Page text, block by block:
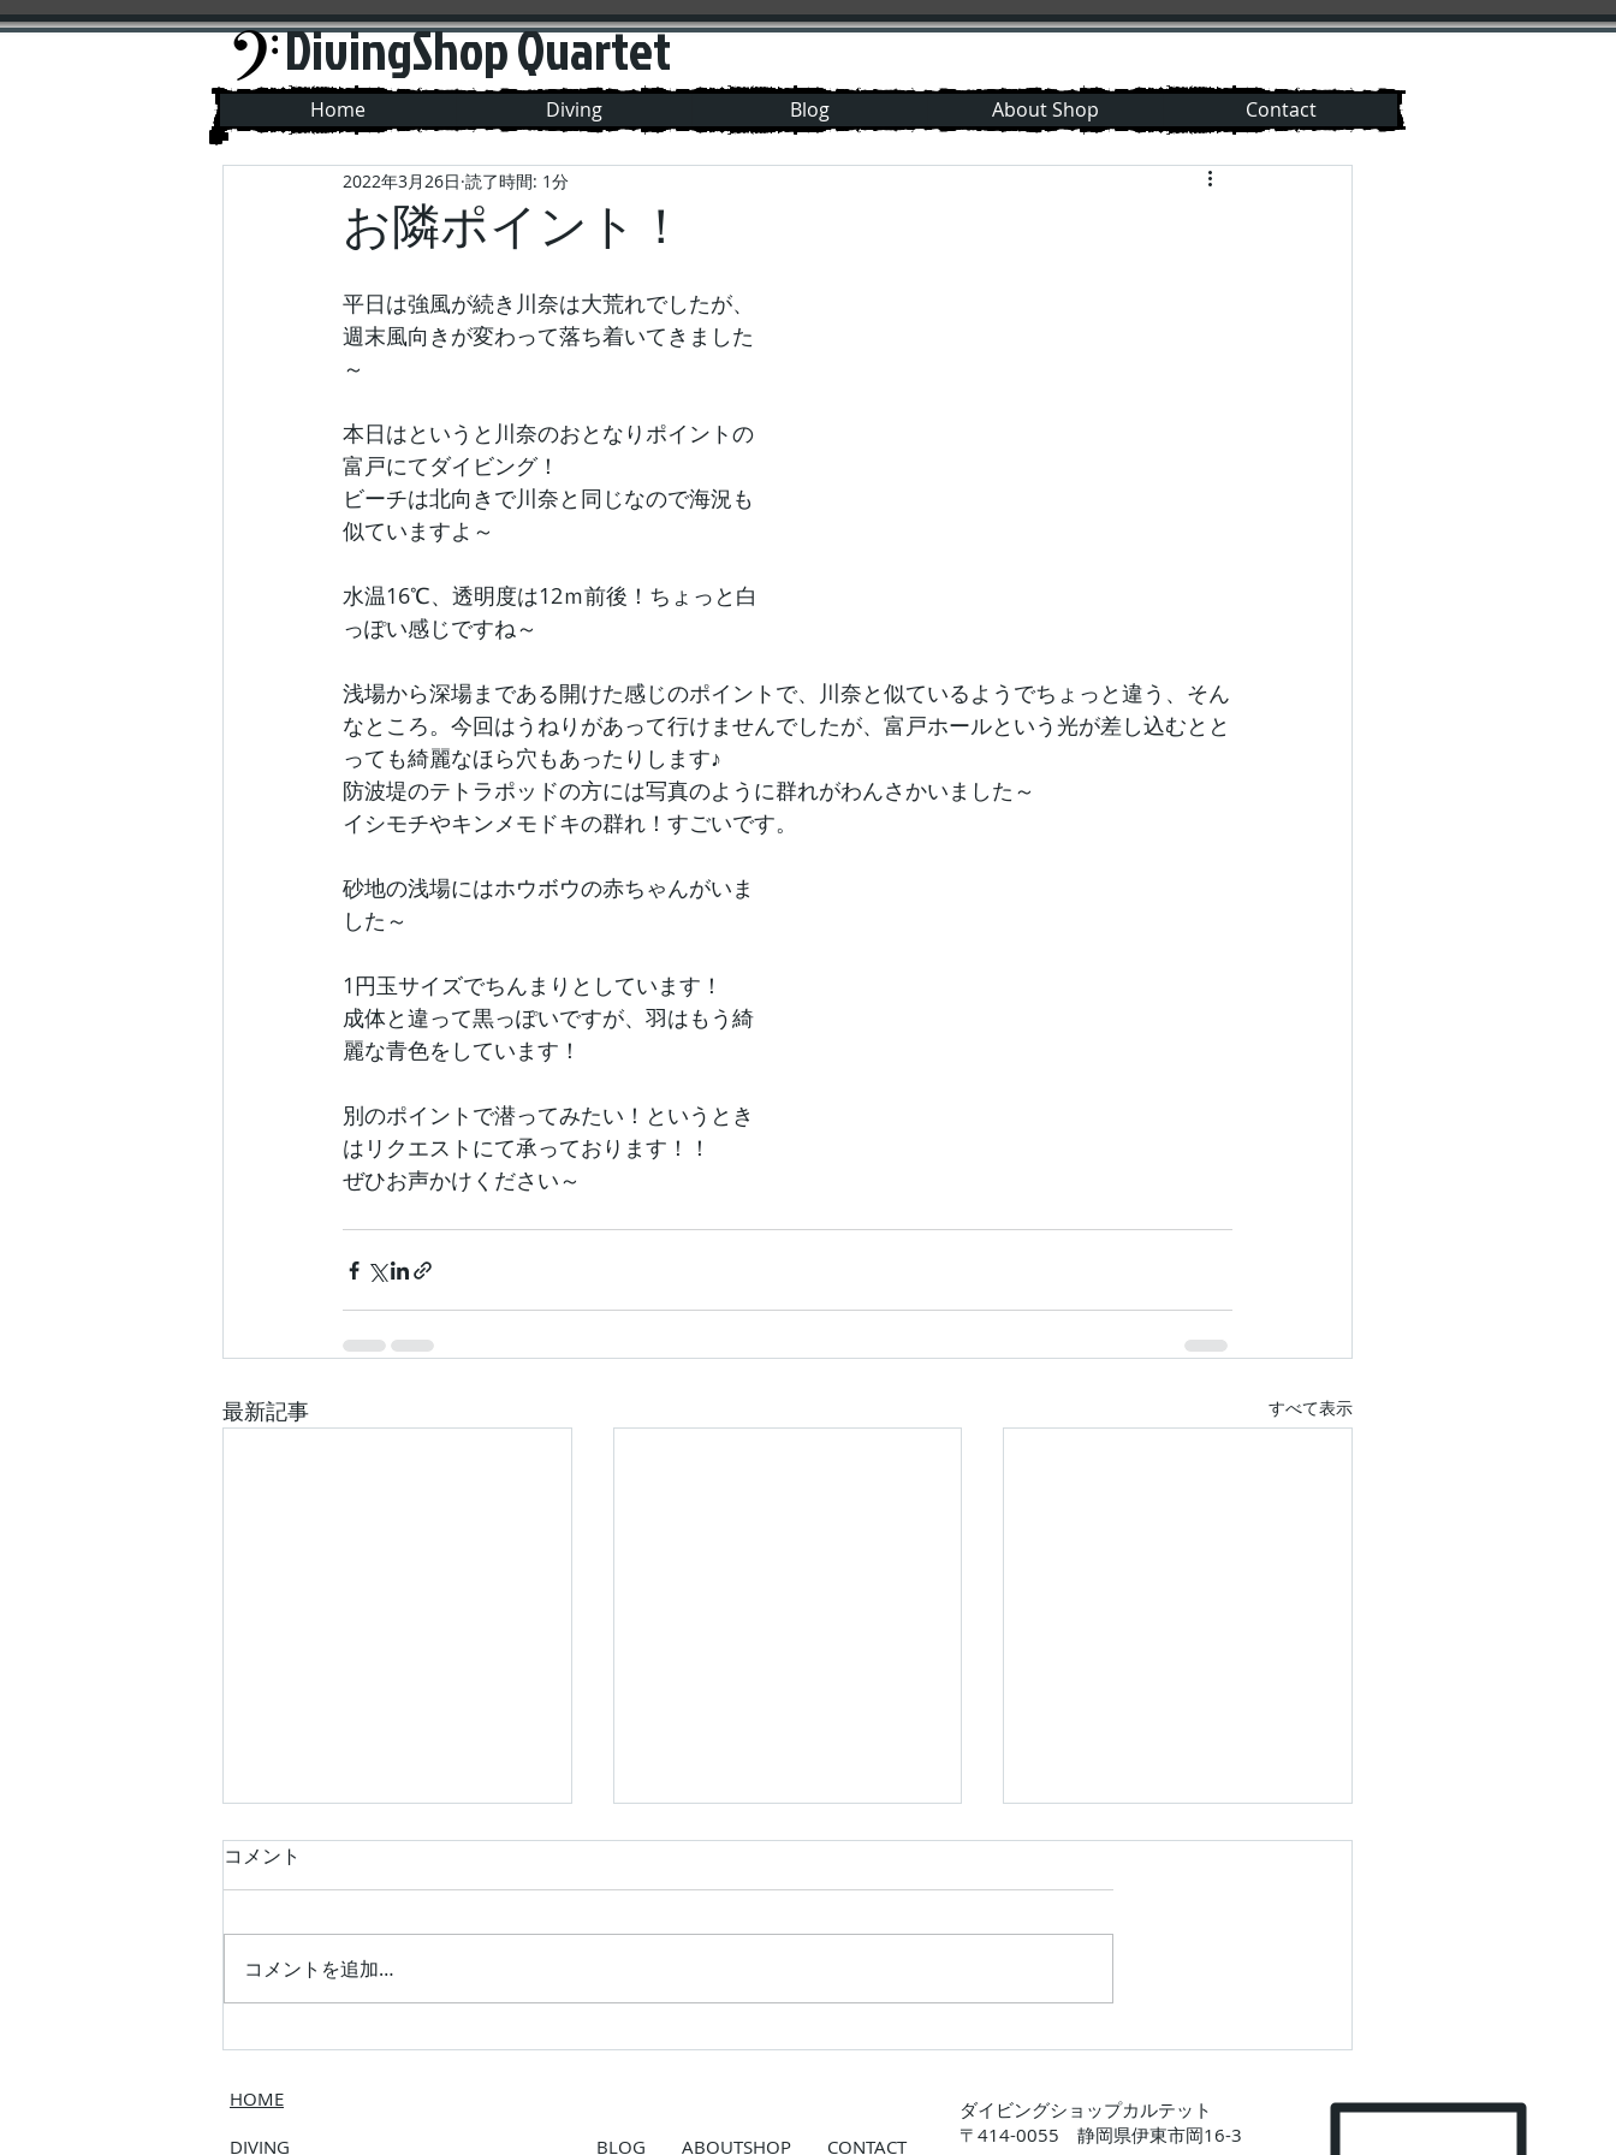
DivingShop Quartet
Home Diving Blog About Shop Contact
お隣ポイント！
2022年3月26日 読了時間: 1分
平日は強風が続き川奈は大荒れでしたが、
週末風向きが変わって落ち着いてきました
～
本日はというと川奈のおとなりポイントの
富戸にてダイビング！
ビーチは北向きで川奈と同じなので海況も
似ていますよ～
水温16℃、透明度は12ｍ前後！ちょっと白
っぽい感じですね～
浅場から深場まである開けた感じのポイントで、川奈と似ているようでちょっと違う、そん
なところ。今回はうねりがあって行けませんでしたが、富戸ホールという光が差し込むとと
っても綺麗なほら穴もあったりします♪
防波堤のテトラポッドの方には写真のように群れがわんさかいました～
イシモチやキンメモドキの群れ！すごいです。
砂地の浅場にはホウボウの赤ちゃんがいま
した～
1円玉サイズでちんまりとしています！
成体と違って黒っぽいですが、羽はもう綺
麗な青色をしています！
別のポイントで潜ってみたい！というとき
はリクエストにて承っております！！
ぜひお声かけください～
最新記事 すべて表示
カメ三昧！
コメント
コメントを追加…
HOME
DIVING
BLOG ABOUTSHOP CONTACT
ダイビングショップカルテット
〒414-0055 静岡県伊東市岡16-3